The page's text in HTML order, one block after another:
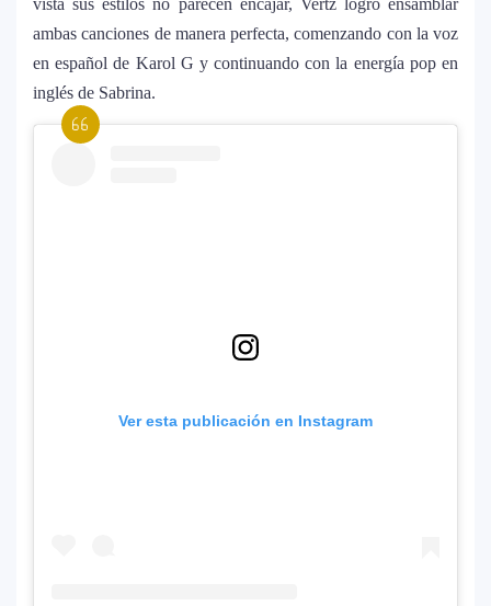
7
¿Cristian Castro terminó con Victoria
Kühne? El cantante aclara su situación
amorosa y confiesa que “no le gusta
estar solo”
homenaje a la moda colombiana
en una nueva versión de A Medio Vivir
vista sus estilos no parecen encajar, Vertz logró ensamblar
ambas canciones de manera perfecta, comenzando con la voz
en español de Karol G y continuando con la energía pop en
inglés de Sabrina.
Ver esta publicación en Instagram